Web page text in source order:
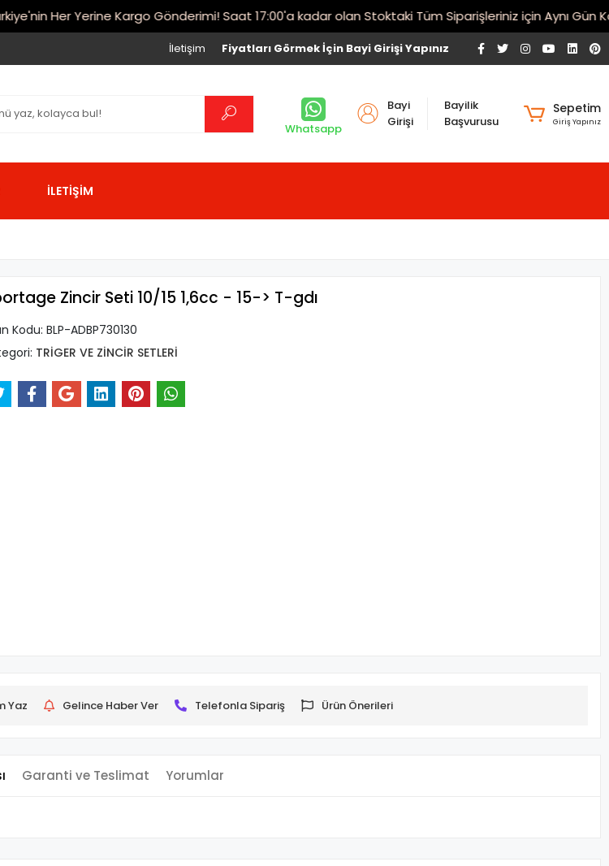
Her Yerine Kargo Gönderimi! Saat 17:00'a kadar olan Stoktaki Tüm Siparişleriniz için Aynı Gün
Fiyatları Görmek İçin Bayi Girişi Yapınız
İletişim
Whatsapp
Bayi
Girişi
Bayilik
Başvurusu
Sepetim
Giriş Yapınız
İLETİŞİM
Zincir Seti 10/15 1,6cc - 15-> T-gdı
Kodu: BLP-ADBP730130
TRİGER VE ZİNCİR SETLERİ
Yaz Gelince Haber Ver Telefonla Sipariş Ürün Önerileri
Garanti ve Teslimat Yorumlar